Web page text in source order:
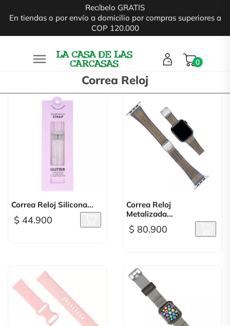
Recíbelo GRATIS
En tiendas o por envío a domicilio por compras superiores a
COP 120.000
 0
Correa Reloj
Correa Reloj Silicona...
$ 44.900
Correa Reloj
Metalizada...
$ 80.900